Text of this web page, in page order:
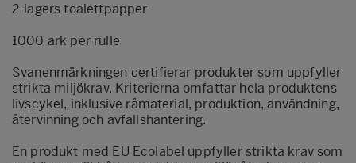
2-lagers toalettpapper
1000 ark per rulle
Svanenmärkningen certifierar produkter som uppfyller
strikta miljökrav. Kriterierna omfattar hela produktens
livscykel, inklusive råmaterial, produktion, användning,
återvinning och avfallshantering.
En produkt med EU Ecolabel uppfyller strikta krav som